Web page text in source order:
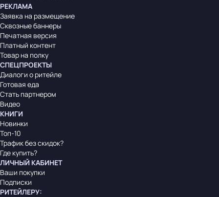
РЕКЛАМА
Заявка на размещение
Сквозные баннеры
Печатная версия
Платный контент
Товар на полку
СПЕЦПРОЕКТЫ
Диалоги о ритейле
Готовая еда
Стать партнером
Видео
КНИГИ
Новинки
Топ-10
Трафик без скидок?
Где купить?
ЛИЧНЫЙ КАБИНЕТ
Ваши покупки
Подписки
РИТЕЙЛЕРУ: